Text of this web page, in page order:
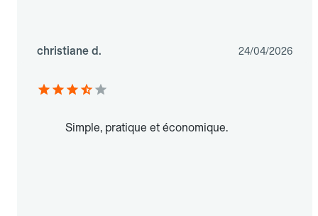
christiane d. 24/04/2026
Simple, pratique et économique.